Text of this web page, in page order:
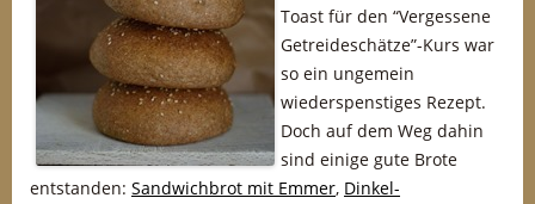
Toast für den “Vergessene
Getreideschätze”-Kurs war
so ein ungemein
wiederspenstiges Rezept.
Doch auf dem Weg dahin
sind einige gute Brote
entstanden: Sandwichbrot mit Emmer, Dinkel-